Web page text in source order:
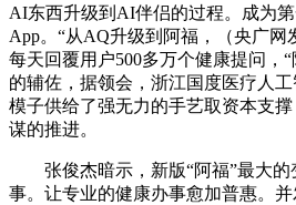
AI东西升级到AI伴侣的过程。成为
App。“从AQ升级到阿福，（央广网
每天回覆用户500多万个健康提问，
的辅佐，据领会，浙江国度医疗人
模子供给了强无力的手艺取资本支
谋的推进。
张俊杰暗示，新版“阿福”最大的
事。让专业的健康办事愈加普惠。